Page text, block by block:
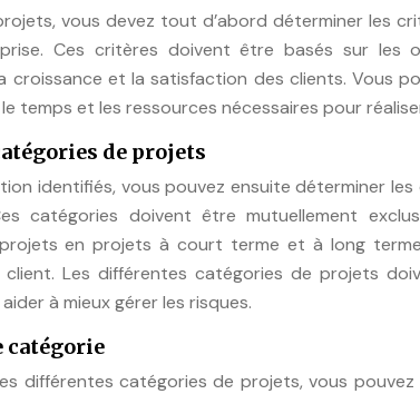
vous devez tout d’abord déterminer les
Ces critères doivent être basés sur les
croissance et la satisfaction des clients. Vous
temps et les ressources nécessaires pour
de projets
identifiés, vous pouvez ensuite déterminer
catégories doivent être mutuellement
en projets à court terme et à long
Les différentes catégories de projets
à mieux gérer les risques.
catégorie
différentes catégories de projets, vous